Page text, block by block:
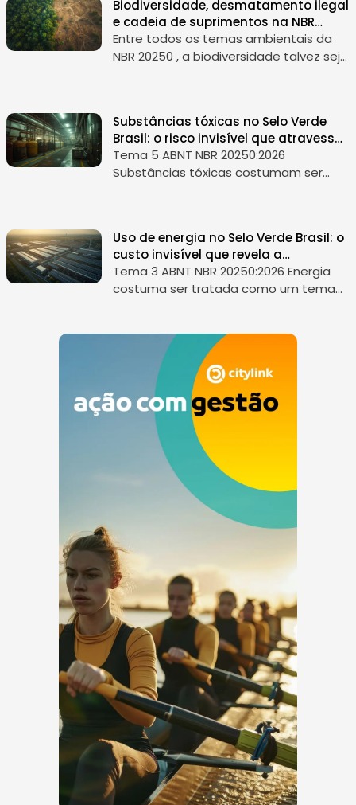
o tra...
Biodiversidade, desmatamento ilegal
e cadeia de suprimentos na NBR
20250
Entre todos os temas ambientais da
NBR 20250 , a biodiversidade talvez seja
Substâncias tóxicas no Selo Verde
Brasil: o risco invisível que atravessa
produto, operação e reputação
Tema 5 ABNT NBR 20250:2026
Substâncias tóxicas costumam ser
regulatórias. Mas essa le...
Uso de energia no Selo Verde Brasil: o
custo invisível que revela a
maturidade da sua operação
Tema 3 ABNT NBR 20250:2026 Energia
costuma ser tratada como um tema
assim visto como uma variável de
eficiência,...